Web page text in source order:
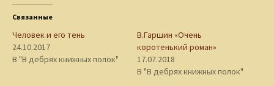
Связанные
Человек и его тень
24.10.2017
В "В дебрях книжных полок"
В.Гаршин «Очень
коротенький роман»
17.07.2018
В "В дебрях книжных полок"